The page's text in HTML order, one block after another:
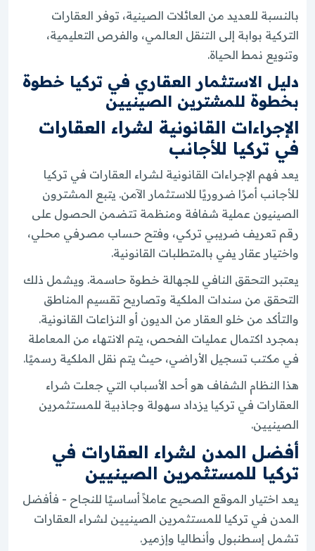
بالنسبة للعديد من العائلات الصينية، توفر العقارات
التركية بوابة إلى التنقل العالمي، والفرص التعليمية،
وتنويع نمط الحياة.
دليل الاستثمار العقاري في تركيا خطوة
بخطوة للمشترين الصينيين
الإجراءات القانونية لشراء العقارات
في تركيا للأجانب
يعد فهم الإجراءات القانونية لشراء العقارات في تركيا
للأجانب أمرًا ضروريًا للاستثمار الآمن. يتبع المشترون
الصينيون عملية شفافة ومنظمة تتضمن الحصول على
رقم تعريف ضريبي تركي، وفتح حساب مصرفي محلي،
واختيار عقار يفي بالمتطلبات القانونية.
يعتبر التحقق النافي للجهالة خطوة حاسمة. ويشمل ذلك
التحقق من سندات الملكية وتصاريح تقسيم المناطق
والتأكد من خلو العقار من الديون أو النزاعات القانونية.
بمجرد اكتمال عمليات الفحص، يتم الانتهاء من المعاملة
في مكتب تسجيل الأراضي، حيث يتم نقل الملكية رسميًا.
هذا النظام الشفاف هو أحد الأسباب التي جعلت شراء
العقارات في تركيا يزداد سهولة وجاذبية للمستثمرين
الصينيين.
أفضل المدن لشراء العقارات في
تركيا للمستثمرين الصينيين
يعد اختيار الموقع الصحيح عاملاً أساسيًا للنجاح - فأفضل
المدن في تركيا للمستثمرين الصينيين لشراء العقارات
تشمل إسطنبول وأنطاليا وإزمير.